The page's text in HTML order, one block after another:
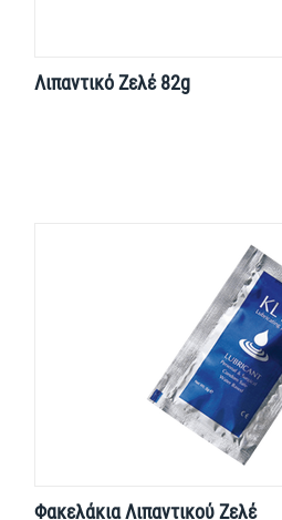
Λιπαντικό Ζελέ 82g
Φακελάκια Λιπαντικού Ζελέ